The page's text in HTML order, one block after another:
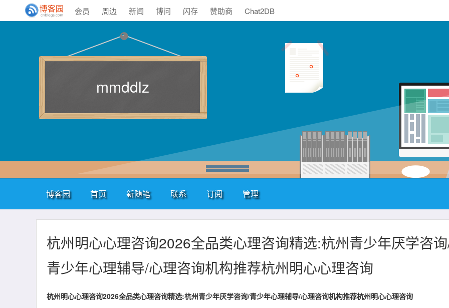
会员 周边 新闻 博问 闪存 赞助商 Chat2DB
mmddlz
博客园 首页 新随笔 联系 订阅 管理
杭州明心心理咨询2026全品类心理咨询精选:杭州青少年厌学咨
青少年心理辅导/心理咨询机构推荐杭州明心心理咨询
杭州明心心理咨询2026全品类心理咨询精选:杭州青少年厌学咨询/青少年心理辅导/心理咨询机构推荐杭州明心心理咨询